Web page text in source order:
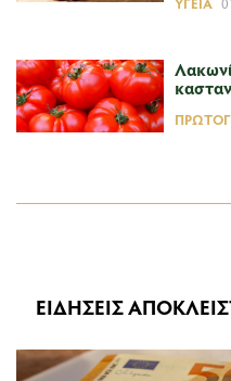
ΕΙΔΗΣΕΙΣ